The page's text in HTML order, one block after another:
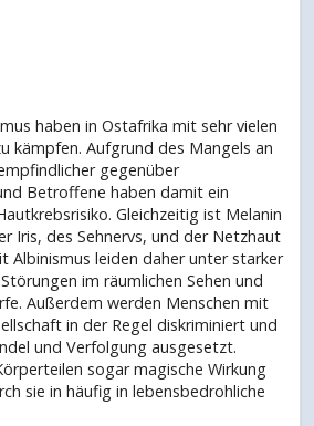
haben in Ostafrika mit sehr vielen
kämpfen. Aufgrund des Mangels an
gegenüber
Betroffene haben damit ein
Gleichzeitig ist Melanin
Iris, des Sehnervs, und der Netzhaut
Albinismus leiden daher unter starker
im räumlichen Sehen und
Außerdem werden Menschen mit
in der Regel diskriminiert und
und Verfolgung ausgesetzt.
sogar magische Wirkung
sie in häufig in lebensbedrohliche